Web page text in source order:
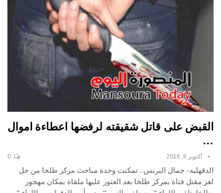
القبض على قاتل شقيقته لرفضها اعطاءة اموال
…
أكتوبر 9, 2016
الدقهليه- جمال البرنس.. تمكنت وحدة مباحث مركز طلخا من حل
لغز مقتل فتاة بمركز طلخا بعد العثور عليها ملقاة بمكان مهجور